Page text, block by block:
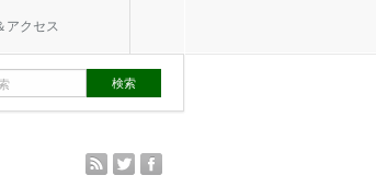
アクセス
rss twitter